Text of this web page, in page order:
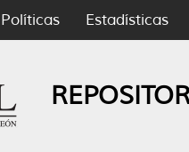
Políticas Estadísticas